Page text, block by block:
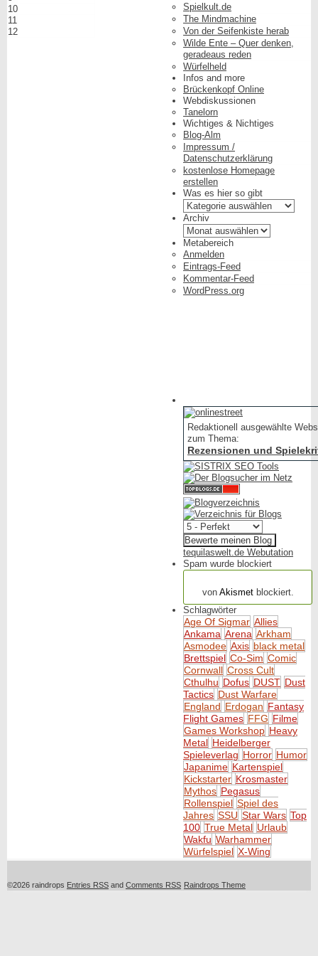
10
11
12
Spielkult.de
The Mindmachine
Von der Seifenkiste herab
Wilde Ente – Quer denken,
geradeaus reden
Würfelheld
Infos and more
Brückenkopf Online
Webdiskussionen
Tanelorn
Wichtiges & Nichtiges
Blog-Alm
Impressum /
Datenschutzerklärung
kostenlose Homepage
erstellen
Was es hier so gibt
Was
es
hier
so
gibt
Archiv
Archiv
Metabereich
Anmelden
Eintrags-Feed
Kommentar-Feed
WordPress.org
Redaktionell ausgewählte
zum Thema:
Rezensionen und
tequilaswelt.de Webutation
Spam wurde blockiert
von Akismetblockiert.
Schlagwörter
Age Of Sigmar Allies
Ankama Arena Arkham
Asmodee Axis black metal
Brettspiel Co-Sim Comic
Cornwall Cross Cult
Cthulhu Dofus DUST Dust
Tactics Dust Warfare
England Erdogan Fantasy
Flight Games FFG Filme
Games Workshop Heavy
Metal Heidelberger
Spieleverlag Horror Humor
Japanime Kartenspiel
Kickstarter Krosmaster
Mythos Pegasus
Rollenspiel Spiel des
Jahres SSU Star Wars Top
100 True Metal Urlaub
Wakfu Warhammer
Würfelspiel X-Wing
©2026 raindrops Entries RSS and Comments RSS Raindrops Theme